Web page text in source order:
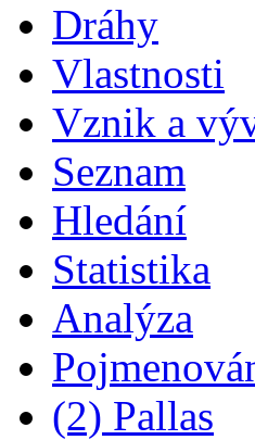
Dráhy
Vlastnosti
Vznik a
Seznam
Hledání
Statistika
Analýza
(2) Pallas